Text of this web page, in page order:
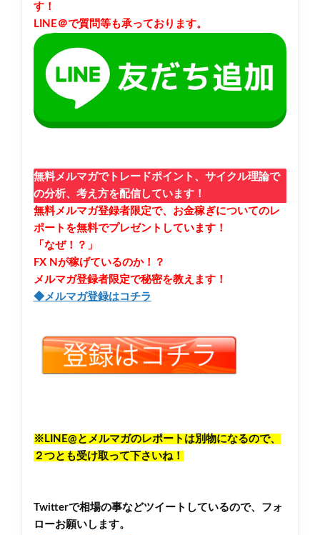
す！
LINE＠で質問等も承っております。
無料メルマガでトレードポイント、サイクル理論で
の分析、考え方を配信しています！
無料メルマガ登録者限定で、お金稼ぎについてのレ
ポートを無料でプレゼントしています！
「なぜ！？」
FX Nが稼げているのか！？
メルマガ登録者限定で秘密を教えます！
◆メルマガ登録はコチラ
※LINE@とメルマガのレポートは別物になるので、
２つとも受け取って下さいね！
Twitterで相場の事などツイートしているので、フォ
ローお願いします。